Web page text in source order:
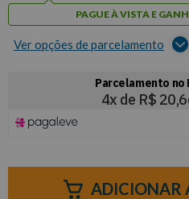
PAGUE À VISTA E
Ver opções de parcelamento
ADICIONAR